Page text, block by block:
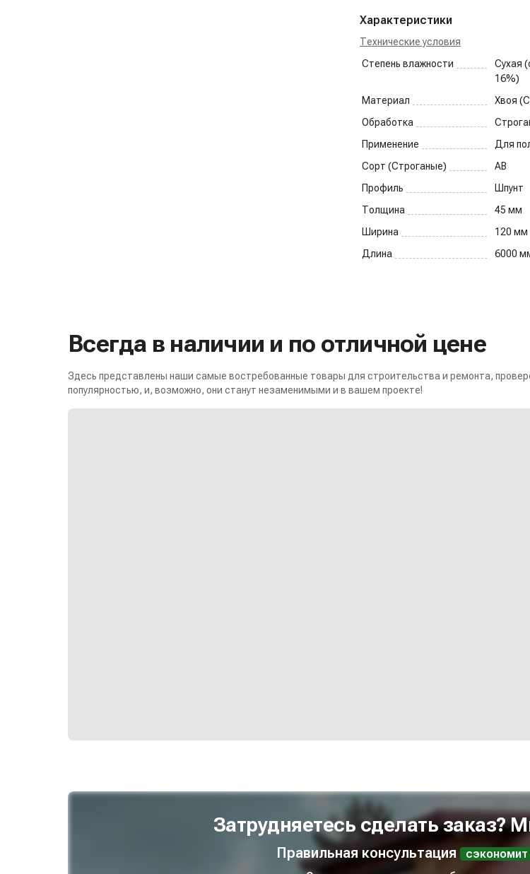
Характеристики
Технические условия
Степень влажности
Сухая
16%)
Материал
Хвоя
Обработка
Применение
Для
Сорт (Строганые)
AB
Профиль
Шпунт
Толщина
45 мм
Ширина
120 мм
Длина
6000
Всегда в наличии и по отличной цене
Здесь представлены наши самые востребованные товары для строительства и ремонта,
популярностью, и, возможно, они станут незаменимыми и в вашем проекте!
Затрудняетесь сделать заказ?
Правильная консультация